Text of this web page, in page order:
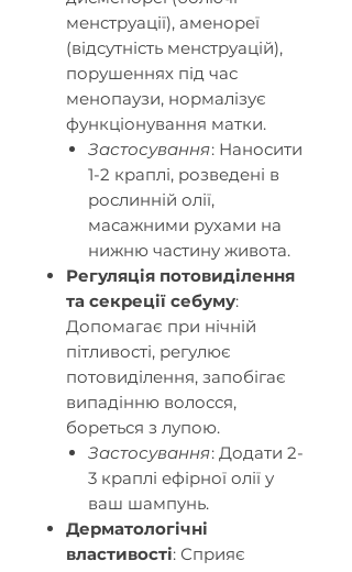
менструації), аменореї
(відсутність менструацій),
порушеннях під час
менопаузи, нормалізує
функціонування матки.​
Застосування: Наносити
1-2 краплі, розведені в
рослинній олії,
масажними рухами на
нижню частину живота.​
Регуляція потовиділення
та секреції себуму:
Допомагає при нічній
пітливості, регулює
потовиділення, запобігає
випадінню волосся,
бореться з лупою.​
Застосування: Додати 2-
3 краплі ефірної олії у
ваш шампунь.​
Дерматологічні
властивості: Сприяє